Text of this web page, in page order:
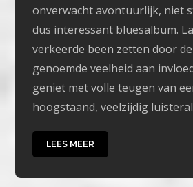
onverwacht avontuurlijk, niet
dus interessant bluesalbum.
verkeerde been zetten door
genoemde veelheid aan
geniet met volle teugen van
hoogstaand, veelzijdig
LEES MEER